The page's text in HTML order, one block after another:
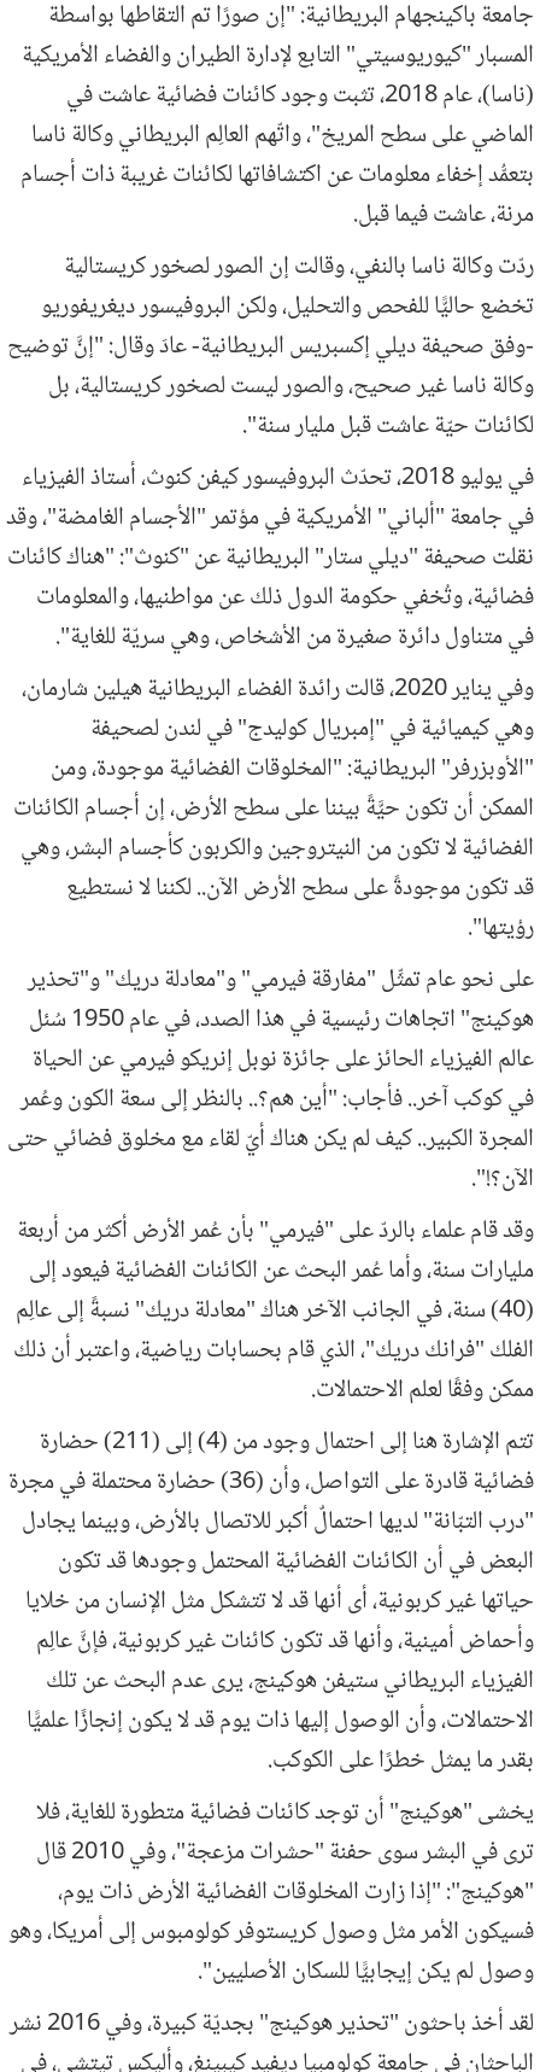
جامعة باكينجهام البريطانية: "إن صورًا تم التقاطها بواسطة
المسبار "كيوريوسيتي" التابع لإدارة الطيران والفضاء الأمريكية
(ناسا)، عام 2018، تثبت وجود كائنات فضائية عاشت في
الماضي على سطح المريخ"، واتّهم العالِم البريطاني وكالة ناسا
بتعمُّد إخفاء معلومات عن اكتشافاتها لكائنات غريبة ذات أجسام
مرنة، عاشت فيما قبل.
ردّت وكالة ناسا بالنفي، وقالت إن الصور لصخور كريستالية
تخضع حاليًّا للفحص والتحليل، ولكن البروفيسور ديغريفوريو
-وفق صحيفة ديلي إكسبريس البريطانية- عادَ وقال: "إنَّ توضيح
وكالة ناسا غير صحيح، والصور ليست لصخور كريستالية، بل
لكائنات حيّة عاشت قبل مليار سنة".
في يوليو 2018، تحدّث البروفيسور كيفن كنوث، أستاذ الفيزياء
في جامعة "ألباني" الأمريكية في مؤتمر "الأجسام الغامضة"، وقد
نقلت صحيفة "ديلي ستار" البريطانية عن "كنوث": "هناك كائنات
فضائية، وتُخفي حكومة الدول ذلك عن مواطنيها، والمعلومات
في متناول دائرة صغيرة من الأشخاص، وهي سريّة للغاية".
وفي يناير 2020، قالت رائدة الفضاء البريطانية هيلين شارمان،
وهي كيميائية في "إمبريال كوليدج" في لندن لصحيفة
"الأوبزرفر" البريطانية: "المخلوقات الفضائية موجودة، ومن
الممكن أن تكون حيَّةً بيننا على سطح الأرض، إن أجسام الكائنات
الفضائية لا تكون من النيتروجين والكربون كأجسام البشر، وهي
قد تكون موجودةً على سطح الأرض الآن.. لكننا لا نستطيع
رؤيتها".
على نحو عام تمثِّل "مفارقة فيرمي" و"معادلة دريك" و"تحذير
هوكينج" اتجاهات رئيسية في هذا الصدد، في عام 1950 سُئل
عالم الفيزياء الحائز على جائزة نوبل إنريكو فيرمي عن الحياة
في كوكب آخر.. فأجاب: "أين هم؟.. بالنظر إلى سعة الكون وعُمر
المجرة الكبير.. كيف لم يكن هناك أيّ لقاء مع مخلوق فضائي حتى
الآن؟!".
وقد قام علماء بالردّ على "فيرمي" بأن عُمر الأرض أكثر من أربعة
مليارات سنة، وأما عُمر البحث عن الكائنات الفضائية فيعود إلى
(40) سنة، في الجانب الآخر هناك "معادلة دريك" نسبةً إلى عالِم
الفلك "فرانك دريك"، الذي قام بحسابات رياضية، واعتبر أن ذلك
ممكن وفقًا لعلم الاحتمالات.
تتم الإشارة هنا إلى احتمال وجود من (4) إلى (211) حضارة
فضائية قادرة على التواصل، وأن (36) حضارة محتملة في مجرة
"درب التبّانة" لديها احتمالٌ أكبر للاتصال بالأرض، وبينما يجادل
البعض في أن الكائنات الفضائية المحتمل وجودها قد تكون
حياتها غير كربونية، أى أنها قد لا تتشكل مثل الإنسان من خلايا
وأحماض أمينية، وأنها قد تكون كائنات غير كربونية، فإنَّ عالِم
الفيزياء البريطاني ستيفن هوكينج، يرى عدم البحث عن تلك
الاحتمالات، وأن الوصول إليها ذات يوم قد لا يكون إنجازًا علميًّا
بقدر ما يمثل خطرًا على الكوكب.
يخشى "هوكينج" أن توجد كائنات فضائية متطورة للغاية، فلا
ترى في البشر سوى حفنة "حشرات مزعجة"، وفي 2010 قال
"هوكينج": "إذا زارت المخلوقات الفضائية الأرض ذات يوم،
فسيكون الأمر مثل وصول كريستوفر كولومبوس إلى أمريكا، وهو
وصول لم يكن إيجابيًّا للسكان الأصليين".
لقد أخذ باحثون "تحذير هوكينج" بجديّة كبيرة، وفي 2016 نشر